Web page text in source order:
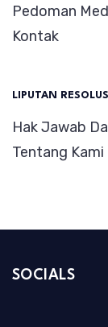
Pedoman
Kontak
LIPUTAN RESOLUSI
Hak Jawab
Tentang Kami
SOCIALS